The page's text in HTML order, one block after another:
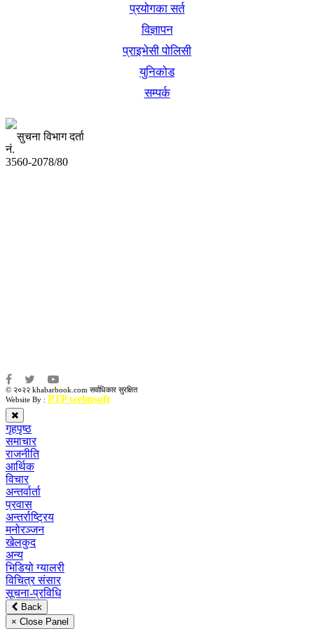
प्रयोगका सर्त
विज्ञापन
प्राइभेसी पोलिसी
युनिकोड
सम्पर्क
सुचना विभाग दर्ता
नं.
3560-2078/80
© २०२२ khabarbook.com सर्वाधिकार सुरक्षित
Website By : PTP webnsoft
गृहपृष्ठ
समाचार
राजनीति
आर्थिक
विचार
अन्तर्वार्ता
प्रवास
अन्तर्राष्ट्रिय
मनोरञ्जन
खेलकुद
अन्य
भिडियो ग्यालरी
विचित्र संसार
सूचना-प्रविधि
Back
× Close Panel